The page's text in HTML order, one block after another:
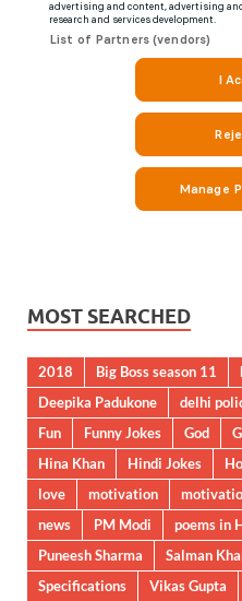
MOST SEARCHED
2018 Big Boss season 11
Deepika Padukone
delhi
Fun
Funny Jokes God
Hina Khan
Hindi Jokes
love
motivation
news
PM Modi poems in
Puneesh Sharma
Salman
Specifications
Vikas Gupta